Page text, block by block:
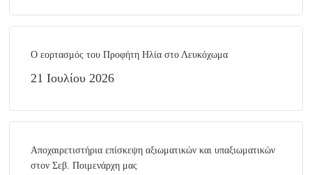
Ο εορτασμός του Προφήτη Ηλία στο Λευκόχωμα
21 Ιουλίου 2026
Αποχαιρετιστήρια επίσκεψη αξιωματικών και υπαξιωματικών
στον Σεβ. Ποιμενάρχη μας